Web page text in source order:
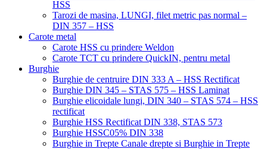
HSS
Tarozi de masina, LUNGI, filet metric pas normal –
DIN 357 – HSS
Carote metal
Carote HSS cu prindere Weldon
Carote TCT cu prindere QuickIN, pentru metal
Burghie
Burghie de centruire DIN 333 A – HSS Rectificat
Burghie DIN 345 – STAS 575 – HSS Laminat
Burghie elicoidale lungi, DIN 340 – STAS 574 – HSS
rectificat
Burghie HSS Rectificat DIN 338, STAS 573
Burghie HSSC05% DIN 338
Burghie in Trepte Canale drepte si Burghie in Trepte